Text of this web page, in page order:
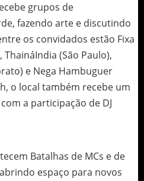
grupos de
fazendo arte e discutindo
os convidados estão Fixa
(São Paulo),
e Nega Hambuguer
o local também recebe um
a participação de DJ
Batalhas de MCs e de
espaço para novos